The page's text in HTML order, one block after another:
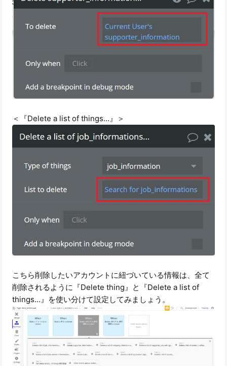
＜『Delete a list of things…』＞
こちら削除したいアカウントに紐づいている情報は、全て
削除されるように『Delete thing』と『Delete a list of
things…』を使い分けて設定してみましょう。